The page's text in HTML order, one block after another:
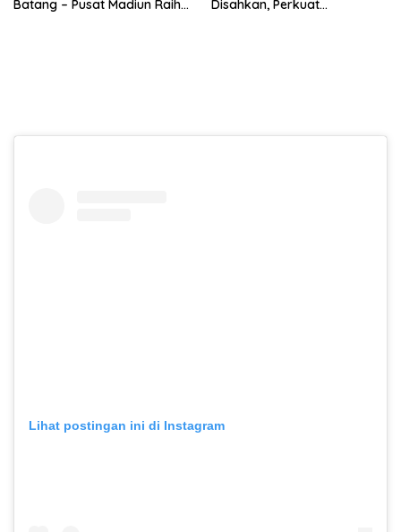
Batang – Pusat Madiun Raih
Disahkan, Perkuat
Lihat postingan ini di Instagram